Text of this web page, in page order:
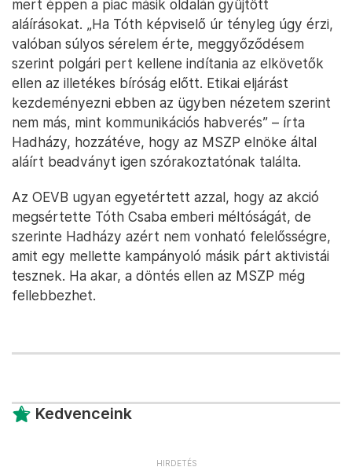
mert éppen a piac másik oldalán gyűjtött
aláírásokat. „Ha Tóth képviselő úr tényleg úgy érzi,
valóban súlyos sérelem érte, meggyőződésem
szerint polgári pert kellene indítania az elkövetők
ellen az illetékes bíróság előtt. Etikai eljárást
kezdeményezni ebben az ügyben nézetem szerint
nem más, mint kommunikációs habverés” – írta
Hadházy, hozzátéve, hogy az MSZP elnöke által
aláírt beadványt igen szórakoztatónak találta.
Az OEVB ugyan egyetértett azzal, hogy az akció
megsértette Tóth Csaba emberi méltóságát, de
szerinte Hadházy azért nem vonható felelősségre,
amit egy mellette kampányoló másik párt aktivistái
tesznek. Ha akar, a döntés ellen az MSZP még
fellebbezhet.
Kedvenceink